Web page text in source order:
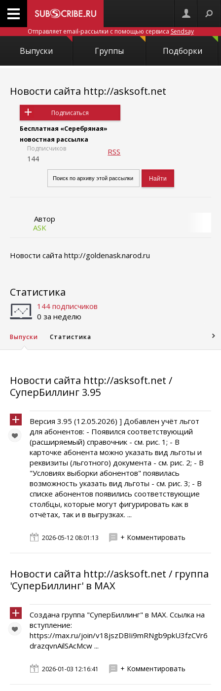
Отправляет email-рассылки с помощью сервиса Sendsay
Выпуски Группы Подборки
Новости сайта http://asksoft.net
Подписаться
Бесплатная «Серебряная»
новостная рассылка
Подписчиков
144
RSS
Автор
ASK
Новости сайта http://goldenask.narod.ru
Статистика
144 подписчиков
0 за неделю
Выпуски Статистика
Новости сайта http://asksoft.net /
СуперБиллинг 3.95
Версия 3.95 (12.05.2026) ] Добавлен учёт льгот
для абонентов: - Появился соответствующий
(расширяемый) справочник - см. рис. 1; - В
карточке абонента можно указать вид льготы и
реквизиты (льготного) документа - см. рис. 2; - В
"Условиях выборки абонентов" появилась
возможность указать вид льготы - см. рис. 3; - В
списке абонентов появились соответствующие
столбцы, которые могут фигурировать как в
отчётах, так и в выгрузках. ...
2026-05-12 08:01:13 + Комментировать
Новости сайта http://asksoft.net / группа
'СуперБиллинг' в MAX
Создана группа "СуперБиллинг" в MAX. Ссылка на
вступление:
https://max.ru/join/v18jszDBIi9mRNgb9pkU3fzCVr6
drazqvnAilSAcMcw ...
2026-01-03 12:16:41 + Комментировать